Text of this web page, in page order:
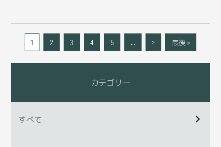
1 2 3 4 5 ... > 最後 »
カテゴリー
すべて